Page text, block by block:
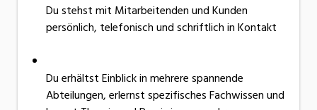
Du stehst mit Mitarbeitenden und Kunden
persönlich, telefonisch und schriftlich in Kontakt
Du erhältst Einblick in mehrere spannende
Abteilungen, erlernst spezifisches Fachwissen und